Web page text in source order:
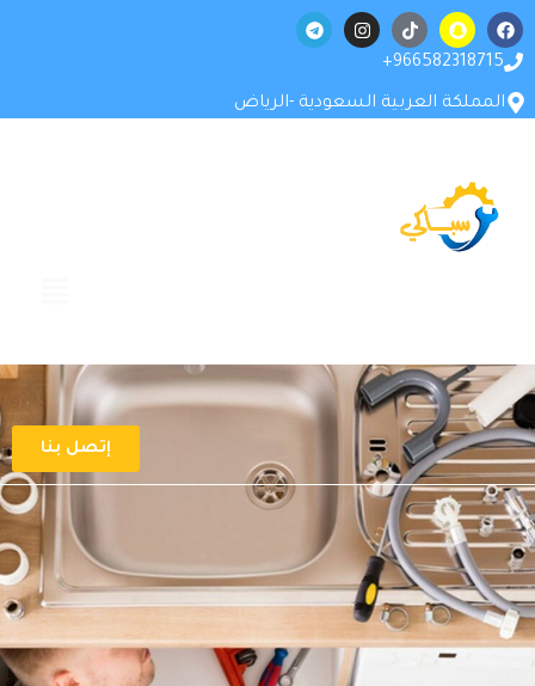
966582318715+
المملكة العربية السعودية -الرياض
إتصل بنا